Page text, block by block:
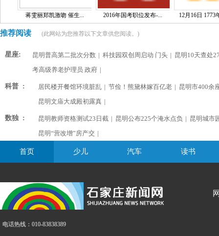
蒋雯丽郑凯激吻 催生... 2016年国考职位发布-... 12月16日 1773
推荐阅读 (此网站为您推荐以下文章供您阅读。)
星座: 昆明普高第二批次分数 | 科技园双创周启动 门头 | 昆明10天查处
考高级养老护理员 政府 |
科普 : 居民楼开餐馆环境脏乱 | 节俭！熊黛林嫁百亿老 | 昆明市400余
昆明文庙大成殿初露真 |
数独 : 昆明教师资格测试23日截 | 昆明公布225个淹水点负 | 昆明城市
昆明“营改增”房产交 |
首页 少儿 汽车 读书
电话热线：010-83838389